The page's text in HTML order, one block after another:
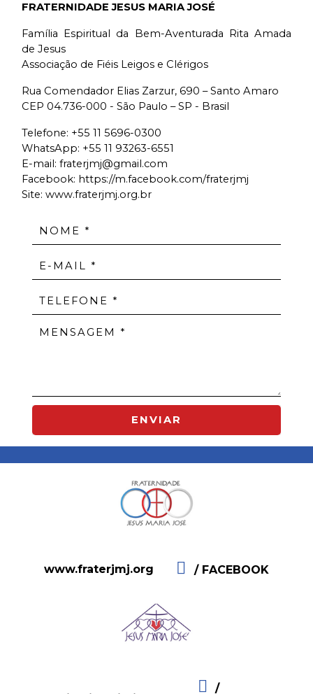
FRATERNIDADE JESUS MARIA JOSÉ
Família Espiritual da Bem-Aventurada Rita Amada
de Jesus
Associação de Fiéis Leigos e Clérigos
Rua Comendador Elias Zarzur, 690 – Santo Amaro
CEP 04.736-000 - São Paulo – SP - Brasil
Telefone: +55 11 5696-0300
WhatsApp: +55 11 93263-6551
E-mail: fraterjmj@gmail.com
Facebook: https://m.facebook.com/fraterjmj
Site: www.fraterjmj.org.br
ENVIAR
www.fraterjmj.org / FACEBOOK
/